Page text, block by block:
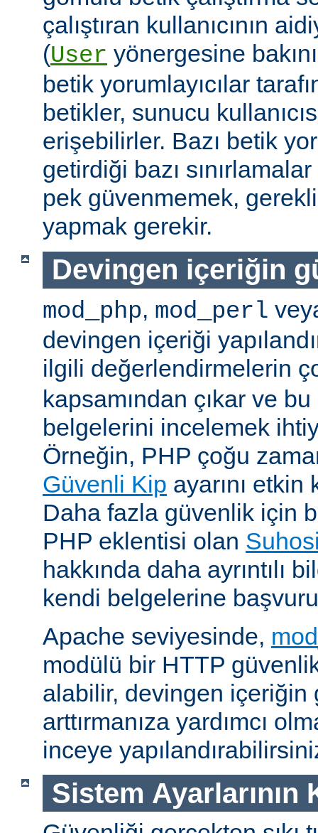
çalıştıran kullanıcının
(User yönergesine
betik yorumlayıcılar
betikler, sunucu
erişebilirler. Bazı betik
getirdiği bazı
pek güvenmemek,
yapmak gerekir.
Devingen içeriğin
mod_php, mod_perl
devingen içeriği
ilgili değerlendirmelerin
kapsamından çıkar ve
belgelerini incelemek
Örneğin, PHP çoğu
Güvenli Kip ayarını etkin
Daha fazla güvenlik için
PHP eklentisi olan
hakkında daha ayrıntılı
kendi belgelerine
Apache seviyesinde,
modülü bir HTTP
alabilir, devingen içeriğin
arttırmanıza yardımcı
inceye
Sistem Ayarlarının